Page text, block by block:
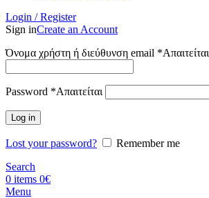
Login / Register
Sign inCreate an Account
Όνομα χρήστη ή διεύθυνση email *Απαιτείται
Password *Απαιτείται
Log in
Lost your password?
Remember me
Search
0 items 0€
Menu